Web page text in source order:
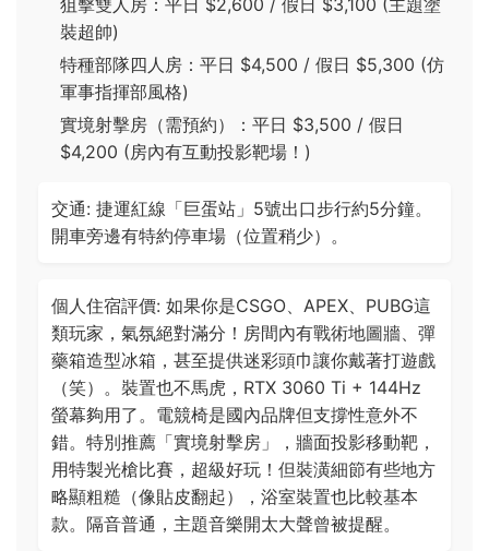
狙擊雙人房：平日 $2,600 / 假日 $3,100 (主題塗
裝超帥)
特種部隊四人房：平日 $4,500 / 假日 $5,300 (仿
軍事指揮部風格)
實境射擊房（需預約）：平日 $3,500 / 假日
$4,200 (房內有互動投影靶場！)
交通: 捷運紅線「巨蛋站」5號出口步行約5分鐘。
開車旁邊有特約停車場（位置稍少）。
個人住宿評價: 如果你是CSGO、APEX、PUBG這
類玩家，氣氛絕對滿分！房間內有戰術地圖牆、彈
藥箱造型冰箱，甚至提供迷彩頭巾讓你戴著打遊戲
（笑）。裝置也不馬虎，RTX 3060 Ti + 144Hz
螢幕夠用了。電競椅是國內品牌但支撐性意外不
錯。特別推薦「實境射擊房」，牆面投影移動靶，
用特製光槍比賽，超級好玩！但裝潢細節有些地方
略顯粗糙（像貼皮翻起），浴室裝置也比較基本
款。隔音普通，主題音樂開太大聲曾被提醒。